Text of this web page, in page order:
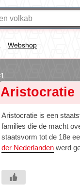
Webshop
Aristocratie
Aristocratie is een
families die de macht
staatsvorm tot de 18e
der Nederlanden werd